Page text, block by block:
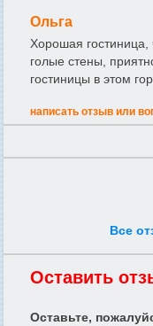
Ольга
Хорошая гостиница,
голые стены,
гостиницы в этом
написать отзыв или
Все
Оставить
Оставьте,